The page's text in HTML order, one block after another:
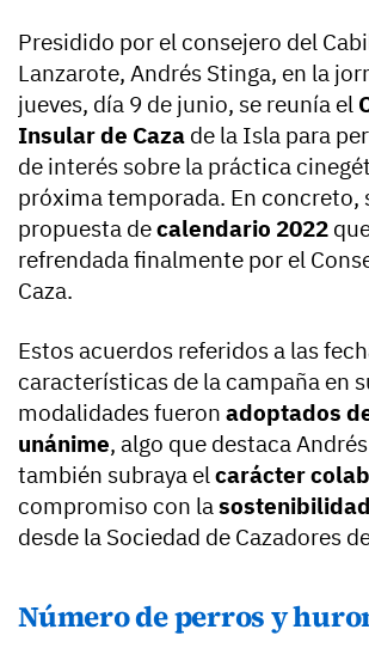
Presidido por el consejero del
Lanzarote, Andrés Stinga, en la
jueves, día 9 de junio, se reunía el
Insular de Caza de la Isla para
de interés sobre la práctica
próxima temporada. En concreto,
propuesta decalendario 2022
refrendada finalmente por el
Caza.
Estos acuerdos referidos a las
características de la campaña en
modalidades fueron adoptados
unánime, algo que destaca
también subraya el carácter
compromiso con la sostenibilidad
desde la Sociedad de Cazadores
Número de perros y